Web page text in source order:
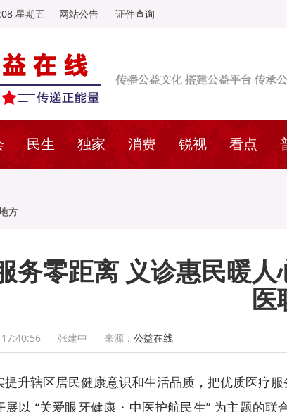
星期五 网站公告 证件查询
民生 独家 消费 锐视 看点
方
务零距离 义诊惠民暖
医
张建中 来源： 公益在线
辖区居民健康意识和生活品质，把优质医疗服
展以 “关爱眼牙健康・中医护航民生” 为主题的